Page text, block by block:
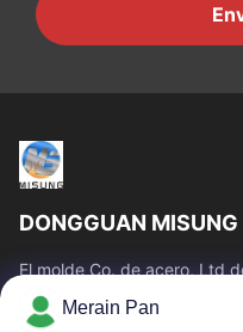
DONGGUAN
El molde Co. de acero, Ltd
compañía principal del
acero, caliente del trabajo,...
Merain Pan